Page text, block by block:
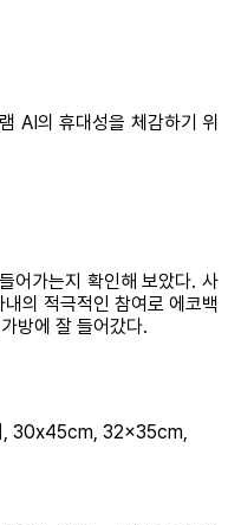
AI의 휴대성을 체감하기 위
어가는지 확인해 보았다. 사
의 적극적인 참여로 에코백
방에 잘 들어갔다.
, 30x45cm, 32x35cm,